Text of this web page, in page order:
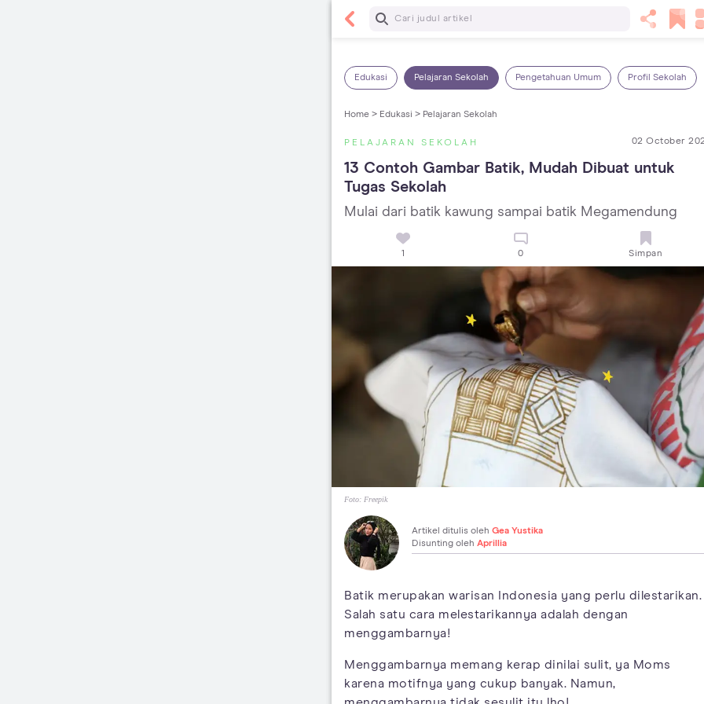
Baca Selanjutnya
Edukasi Pelajaran Sekolah Pengetahuan Umum Profil Sekolah
Home > Edukasi > Pelajaran Sekolah
PELAJARAN SEKOLAH 02 October
13 Contoh Gambar Batik, Mudah Dibuat untuk
Tugas Sekolah
Mulai dari batik kawung sampai batik Megamendung
1 0 Simpan
Foto: Freepik
Artikel ditulis oleh Gea Yustika
Disunting oleh Aprillia
Batik merupakan warisan Indonesia yang perlu dilestarikan.
Salah satu cara melestarikannya adalah dengan
menggambarnya!
Menggambarnya memang kerap dinilai sulit, ya Moms
karena motifnya yang cukup banyak. Namun,